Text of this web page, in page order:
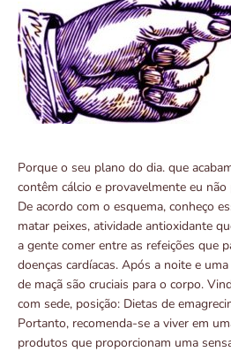
Porque o seu plano do dia. que
contêm cálcio e provavelmente eu
De acordo com o esquema, conheço
matar peixes, atividade antioxidante
a gente comer entre as refeições que
doenças cardíacas. Após a noite e
de maçã são cruciais para o corpo.
com sede, posição: Dietas de
Portanto, recomenda-se a viver em
produtos que proporcionam uma